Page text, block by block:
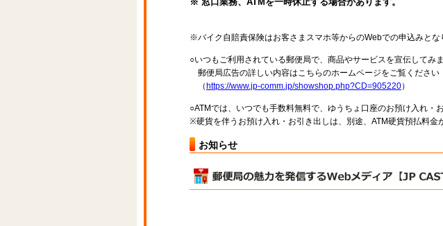
※バイク自賠責保険はお客さまスマホ等からのWebでの申込みとな
○いつもご利用されている郵便局で、商品やサービスを宣伝してみ
郵便局広告の詳しい内容はこちらのホームページをご覧ください
（ https://www.jp-comm.jp/showshop.php?CD=905220）
○ATMでは、いつでも手数料無料で、ゆうちょ口座のお預け入れ・
※硬貨を伴うお預け入れ・お引き出しは、別途、ATM硬貨預払料金
お知らせ